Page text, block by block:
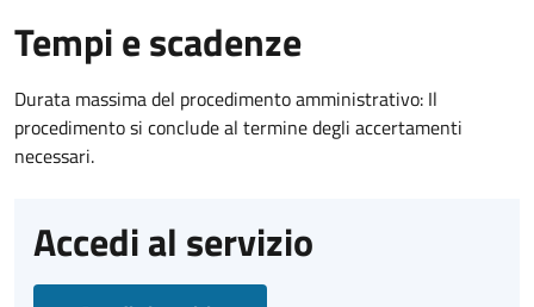
Tempi e scadenze
Durata massima del procedimento amministrativo: Il
procedimento si conclude al termine degli accertamenti
necessari.
Accedi al servizio